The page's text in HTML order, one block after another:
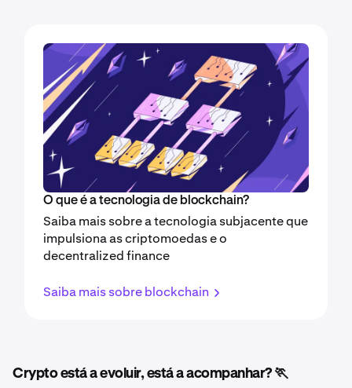
O que é a tecnologia de blockchain?
Saiba mais sobre a tecnologia subjacente que
impulsiona as criptomoedas e o
decentralized finance
Saiba mais sobre blockchain
Crypto está a evoluir, está a acompanhar? 🏃